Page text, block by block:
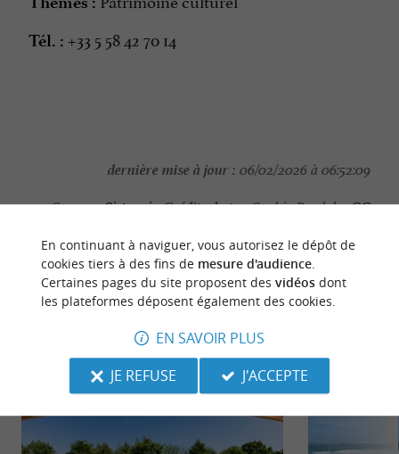
Tél. : +33 5 58 42 70 14
dernière mise à jour : 06/02/2026 à 06:52:09
Source :Sirtaqui-Crédit photo :Sophie Pawlak -CC
NOUS AVONS TESTÉPOUR VOUS
En continuant à naviguer, vous autorisez le dépôt de
cookies tiers à des fins de mesure d'audience.
Certaines pages du site proposent des vidéosdont
les plateformes déposent également des cookies.
EN SAVOIR PLUS
JE REFUSE
J'ACCEPTE